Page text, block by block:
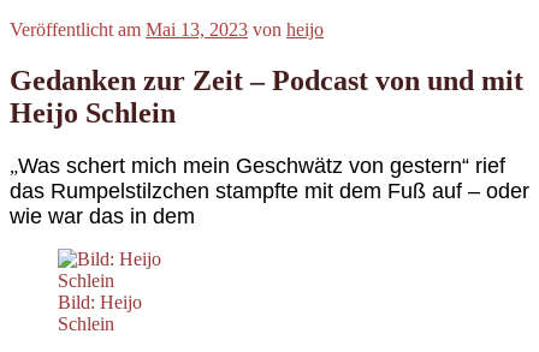
Veröffentlicht am Mai 13, 2023 von heijo
Gedanken zur Zeit – Podcast von und mit
Heijo Schlein
„Was schert mich mein Geschwätz von gestern“ rief
das Rumpelstilzchen stampfte mit dem Fuß auf – oder
wie war das in dem
Bild: Heijo
Schlein